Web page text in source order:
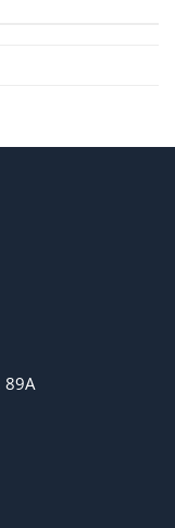
89А